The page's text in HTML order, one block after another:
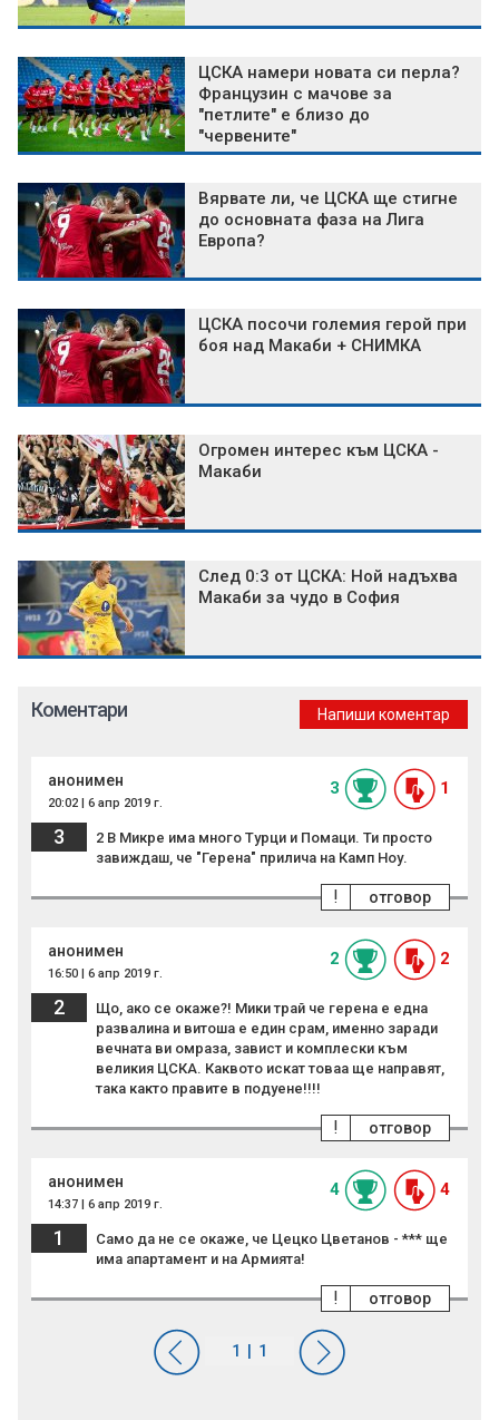
ЦСКА намери новата си перла?
Французин с мачове за
"петлите" е близо до
"червените"
Вярвате ли, че ЦСКА ще стигне
до основната фаза на Лига
Европа?
ЦСКА посочи големия герой при
боя над Макаби + СНИМКА
Огромен интерес към ЦСКА -
Макаби
След 0:3 от ЦСКА: Ной надъхва
Макаби за чудо в София
Коментари Напиши коментар
анонимен
20:02 | 6 апр 2019 г.
3 1
3
2 В Микре има много Турци и Помаци. Ти просто
завиждаш, че "Герена" прилича на Камп Ноу.
отговор
!
анонимен
16:50 | 6 апр 2019 г.
2 2
2
Що, ако се окаже?! Мики трай че герена е една
развалина и витоша е един срам, именно заради
вечната ви омраза, завист и комплески към
великия ЦСКА. Каквото искат товаа ще направят,
така както правите в подуене!!!!
отговор
!
анонимен
14:37 | 6 апр 2019 г.
4 4
1
Само да не се окаже, че Цецко Цветанов - *** ще
има апартамент и на Армията!
отговор
!